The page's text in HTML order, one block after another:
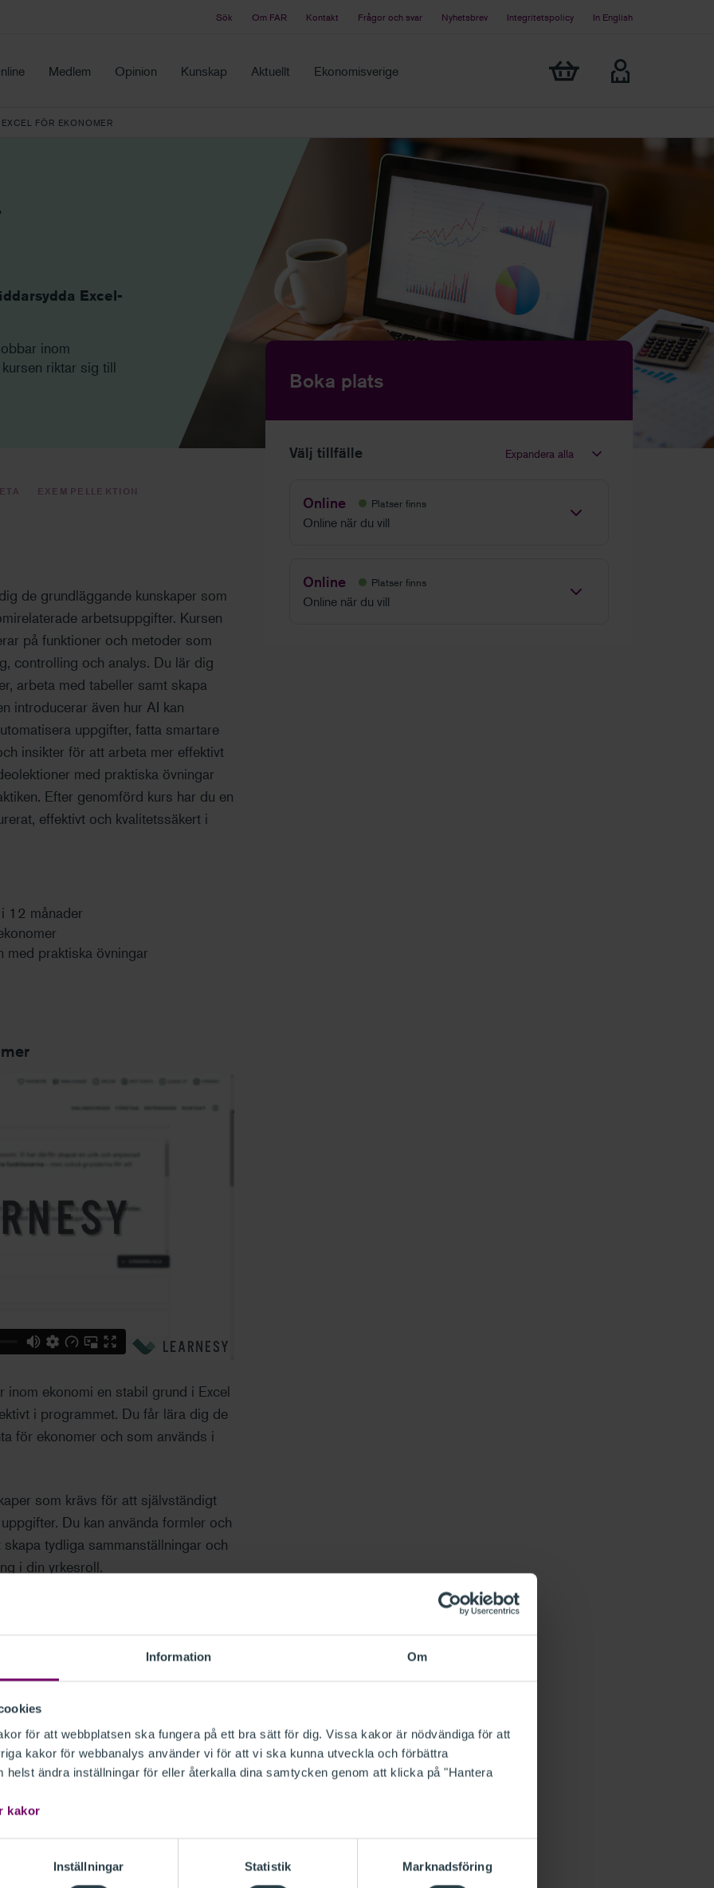
Information Om
för att webbplatsen ska fungera på ett bra sätt för dig. Vissa kakor är nödvändiga för att
kakor för webbanalys använder vi för att vi ska kunna utveckla och förbättra
helst ändra inställningar för eller återkalla dina samtycken genom att klicka på "Hantera
kakor
Inställningar Statistik Marknadsföring
Tidningen Balans
Sök Om FAR Kontakt Frågor och svar Nyhetsbrev Integritetspolicy In English
Medlem Opinion Kunskap Aktuellt Ekonomisverige Visa min varukorg
FÖR EKONOMER
Excel-
inom
riktar sig till
EXEMPELLEKTION
de grundläggande kunskaper som
arbetsuppgifter. Kursen
på funktioner och metoder som
controlling och analys. Du lär dig
arbeta med tabeller samt skapa
introducerar även hur AI kan
uppgifter, fatta smartare
insikter för att arbeta mer effektivt
med praktiska övningar
Efter genomförd kurs har du en
effektivt och kvalitetssäkert i
12 månader
med praktiska övningar
inom ekonomi en stabil grund i Excel
i programmet. Du får lära dig de
för ekonomer och som används i
som krävs för att självständigt
Du kan använda formler och
tydliga sammanställningar och
i din yrkesroll.
Boka plats
Välj tillfälle Expandera alla
Online Platser finns
Online när du vill
Online Platser finns
Online när du vill